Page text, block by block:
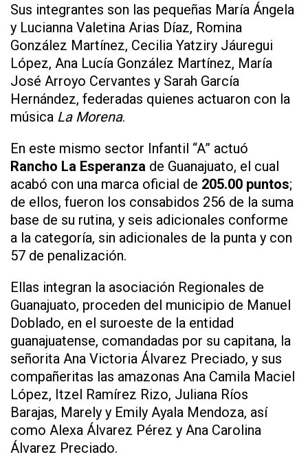
Sus integrantes son las pequeñas María Ángela
y Lucianna Valetina Arias Díaz, Romina
González Martínez, Cecilia Yatziry Jáuregui
López, Ana Lucía González Martínez, María
José Arroyo Cervantes y Sarah García
Hernández, federadas quienes actuaron con la
música La Morena.
En este mismo sector Infantil “A” actuó
Rancho La Esperanza de Guanajuato, el cual
acabó con una marca oficial de 205.00 puntos;
de ellos, fueron los consabidos 256 de la suma
base de su rutina, y seis adicionales conforme
a la categoría, sin adicionales de la punta y con
57 de penalización.
Ellas integran la asociación Regionales de
Guanajuato, proceden del municipio de Manuel
Doblado, en el suroeste de la entidad
guanajuatense, comandadas por su capitana, la
señorita Ana Victoria Álvarez Preciado, y sus
compañeritas las amazonas Ana Camila Maciel
López, Itzel Ramírez Rizo, Juliana Ríos
Barajas, Marely y Emily Ayala Mendoza, así
como Alexa Álvarez Pérez y Ana Carolina
Álvarez Preciado.